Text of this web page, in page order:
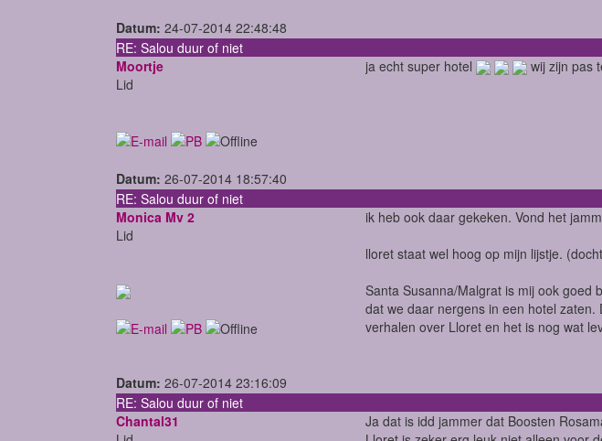
Datum: 24-07-2014 22:48:48
RE: Salou duur of niet
Moortje
Lid
ja echt super hotel wij zijn pas
Datum: 26-07-2014 18:57:40
RE: Salou duur of niet
Monica Mv 2
Lid
ik heb ook daar gekeken. Vond het
lloret staat wel hoog op mijn lijstje.
Santa Susanna/Malgrat is mij ook goed
dat we daar nergens in een hotel
verhalen over Lloret en het is nog wat
Datum: 26-07-2014 23:16:09
RE: Salou duur of niet
Chantal31
Ja dat is idd jammer dat Boosten